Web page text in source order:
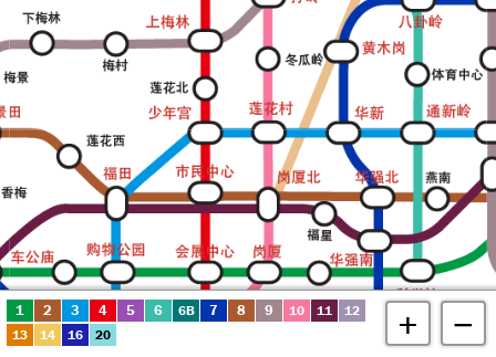
1 2 3 4 5 6 6B 7 8 9 10 11
12
13
14 16 20 + −